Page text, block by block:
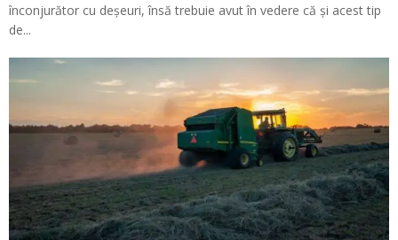
înconjurător cu deșeuri, însă trebuie avut în vedere că și acest tip
de...